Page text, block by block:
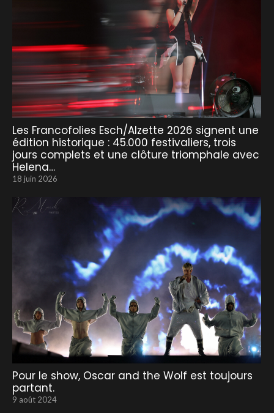
Les Francofolies Esch/Alzette 2026 signent une
édition historique : 45.000 festivaliers, trois
jours complets et une clôture triomphale avec
Helena…
18 juin 2026
Pour le show, Oscar and the Wolf est toujours
partant.
9 août 2024